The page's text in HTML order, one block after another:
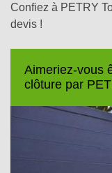
Confiez à PETRY
devis !
Aimeriez-vous
clôture par